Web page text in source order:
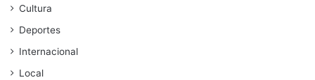
Cultura
Deportes
Internacional
Local